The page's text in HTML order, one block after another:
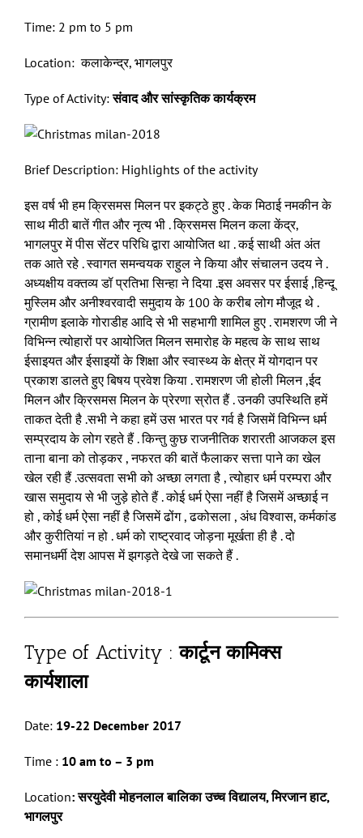
Time: 2 pm to 5 pm
Location: कलाकेन्द्र, भागलपुर
Type of Activity:संवाद और सांस्कृतिक कार्यक्रम
Brief Description: Highlights of the activity
इस वर्ष भी हम क्रिसमस मिलन पर इकट्ठे हुए . केक मिठाई नमकीन के
साथ मीठी बातें गीत और नृत्य भी . क्रिसमस मिलन कला केंद्र,
भागलपुर में पीस सेंटर परिधि द्वारा आयोजित था . कई साथी अंत अंत
तक आते रहे . स्वागत समन्वयक राहुल ने किया और संचालन उदय ने .
अध्यक्षीय वक्तव्य डॉ प्रतिभा सिन्हा ने दिया .इस अवसर पर ईसाई ,हिन्दू
मुस्लिम और अनीश्वरवादी समुदाय के 100 के करीब लोग मौजूद थे .
ग्रामीण इलाके गोराडीह आदि से भी सहभागी शामिल हुए . रामशरण जी ने
विभिन्न त्योहारों पर आयोजित मिलन समारोह के महत्व के साथ साथ
ईसाइयत और ईसाइयों के शिक्षा और स्वास्थ्य के क्षेत्र में योगदान पर
प्रकाश डालते हुए बिषय प्रवेश किया . रामशरण जी होली मिलन ,ईद
मिलन और क्रिसमस मिलन के प्रेरणा स्रोत हैं . उनकी उपस्थिति हमें
ताकत देती है .सभी ने कहा हमें उस भारत पर गर्व है जिसमें विभिन्न धर्म
सम्प्रदाय के लोग रहते हैं . किन्तु कुछ राजनीतिक शरारती आजकल इस
ताना बाना को तोड़कर , नफरत की बातें फैलाकर सत्ता पाने का खेल
खेल रही हैं .उत्सवता सभी को अच्छा लगता है , त्योहार धर्म परम्परा और
खास समुदाय से भी जुड़े होते हैं . कोई धर्म ऐसा नहीं है जिसमें अच्छाई न
हो , कोई धर्म ऐसा नहीं है जिसमें ढोंग , ढकोसला , अंध विश्वास, कर्मकांड
और कुरीतियां न हो . धर्म को राष्ट्रवाद जोड़ना मूर्खता ही है . दो
समानधर्मी देश आपस में झगड़ते देखे जा सकते हैं .
Type of Activity :कार्टून कामिक्स
कार्यशाला
Date: 19-22 December 2017
Time : 10 am to – 3 pm
Location: सरयुदेवी मोहनलाल बालिका उच्च विद्यालय, मिरजान हाट,
भागलपुर